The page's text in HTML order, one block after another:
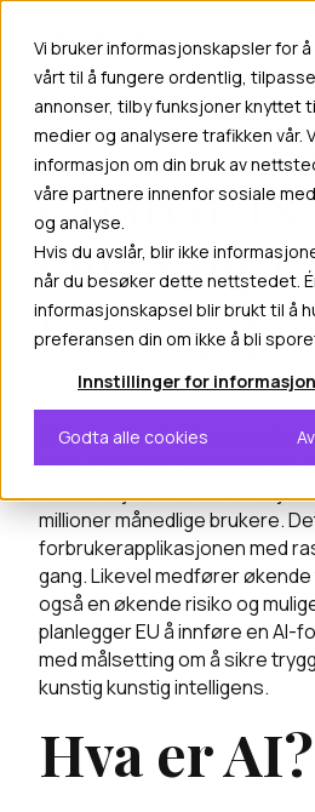
Vi bruker informasjonskapsler for
vårt til å fungere ordentlig,
annonser, tilby funksjoner knyttet
medier og analysere trafikken vår.
informasjon om din bruk av
våre partnere innenfor sosiale
og analyse.
Hvis du avslår, blir ikke
når du besøker dette nettstedet.
informasjonskapsel blir brukt til å
preferansen din om ikke å bli
Innstillinger for
Godta alle cookies
februar 1, 2024Christian
ChatGPTs
vekst og
for
Få saker har blitt diskutert like
2023. ChatGPT ble lansert i
allerede i januar i år hadde
millioner månedlige brukere.
forbrukerapplikasjonen med
gang. Likevel medfører
også en økende risiko og
planlegger EU å innføre en AI-
med målsetting om å sikre
kunstig kunstig intelligens.
Hva er AI?